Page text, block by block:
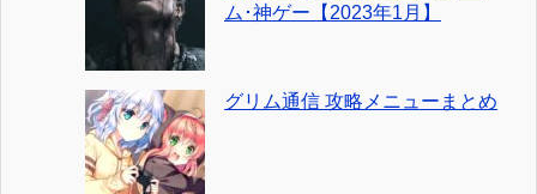
ム･神ゲー【2023年1月】
グリム通信 攻略メニューまとめ